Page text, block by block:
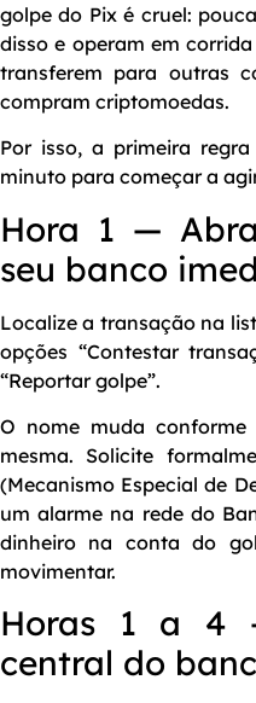
golpe do Pix é cruel:
disso e operam em
transferem para outras
compram criptomoedas.
Por isso, a primeira
minuto para começar a
Hora 1 —
seu banco
Localize a transação na
opções “Contestar
“Reportar golpe”.
O nome muda
mesma. Solicite
(Mecanismo Especial de
um alarme na rede do
dinheiro na conta do
movimentar.
Horas 1 a 4
central do